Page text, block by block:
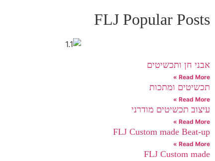
FLJ Popular Posts
אבני חן ותכשיטים
Read More »
תכשיטים ומתכות
Read More »
עיצוב תכשיטים מודרני
Read More »
FLJ Custom made Beat-up
Read More »
FLJ Custom made